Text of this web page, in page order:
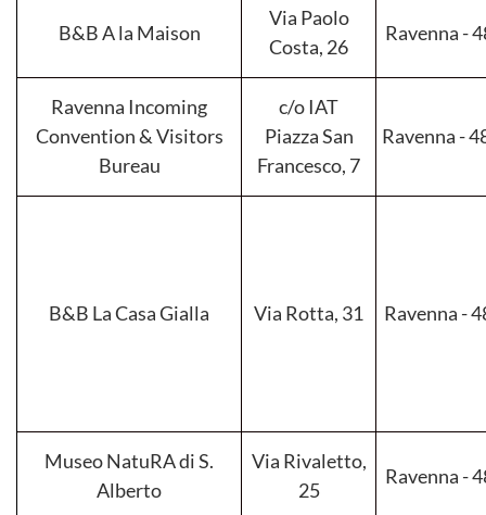
B&B A la Maison
Via Paolo
Costa, 26
Ravenna -
Ravenna Incoming
Convention & Visitors
Bureau
c/o IAT
Piazza San
Francesco, 7
Ravenna -
B&B La Casa Gialla Via Rotta, 31 Ravenna -
Museo NatuRA di S.
Alberto
Via Rivaletto,
25
Ravenna -